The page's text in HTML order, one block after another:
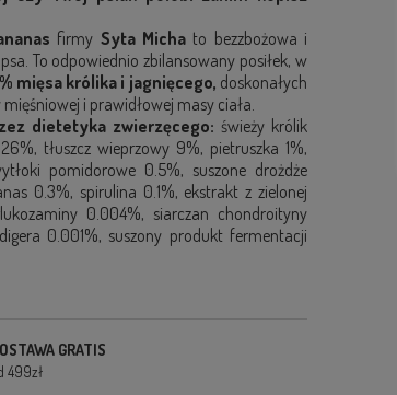
firmy Syta Michato bezzbożowa i
To odpowiednio zbilansowany posiłek, w
mięsa królika i jagnięcego, doskonałych
i prawidłowej masy ciała.
dietetyka zwierzęcego: świeży królik
tłuszcz wieprzowy 9%, pietruszka 1%,
pomidorowe 0.5%, suszone drożdże
0.3%, spirulina 0.1%, ekstrakt z zielonej
0.004%, siarczan chondroityny
0.001%, suszony produkt fermentacji
GRATIS
499zł